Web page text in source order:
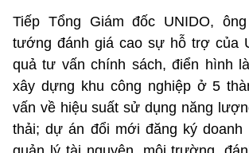
Tiếp Tổng Giám đốc UNIDO,
tướng đánh giá cao sự hỗ trợ của
quả tư vấn chính sách, điển hình
xây dựng khu công nghiệp ở 5
vấn về hiệu suất sử dụng năng
thải; dự án đổi mới đăng ký doanh